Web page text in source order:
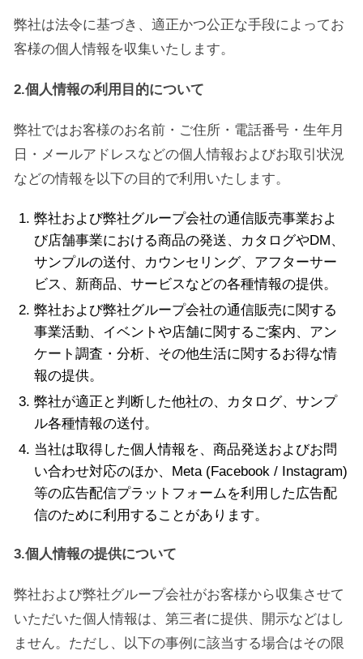
弊社は法令に基づき、適正かつ公正な手段によってお
客様の個人情報を収集いたします。
2.個人情報の利用目的について
弊社ではお客様のお名前・ご住所・電話番号・生年月
日・メールアドレスなどの個人情報およびお取引状況
などの情報を以下の目的で利用いたします。
弊社および弊社グループ会社の通信販売事業およ
び店舗事業における商品の発送、カタログやDM、
サンプルの送付、カウンセリング、アフターサー
ビス、新商品、サービスなどの各種情報の提供。
弊社および弊社グループ会社の通信販売に関する
事業活動、イベントや店舗に関するご案内、アン
ケート調査・分析、その他生活に関するお得な情
報の提供。
弊社が適正と判断した他社の、カタログ、サンプ
ル各種情報の送付。
当社は取得した個人情報を、商品発送およびお問
い合わせ対応のほか、Meta (Facebook / Instagram)
等の広告配信プラットフォームを利用した広告配
信のために利用することがあります。
3.個人情報の提供について
弊社および弊社グループ会社がお客様から収集させて
いただいた個人情報は、第三者に提供、開示などはし
ません。ただし、以下の事例に該当する場合はその限